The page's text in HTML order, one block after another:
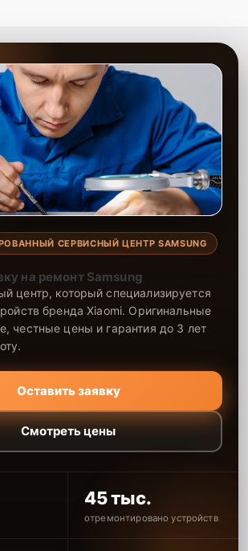
СЕРВИСНЫЙ ЦЕНТР SAMSUNG
на ремонт Samsung
центр, который специализируется
бренда Xiaomi. Оригинальные
честные цены и гарантия до 3 лет
Оставить заявку
Смотреть цены
45 тыс.
отремонтировано устройств